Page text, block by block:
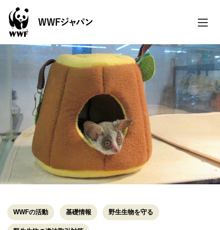
toggle
© TRAFFIC
WWFの活動 基礎情報 野生生物を守る